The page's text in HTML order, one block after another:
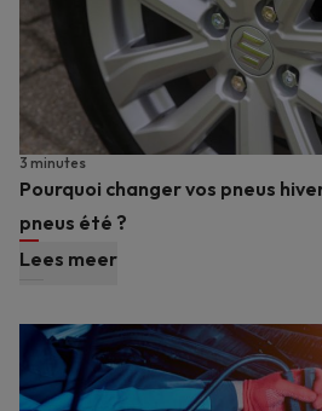
Pourquoi changer vos pneus
pneus été ?
3 minutes
Lees meer